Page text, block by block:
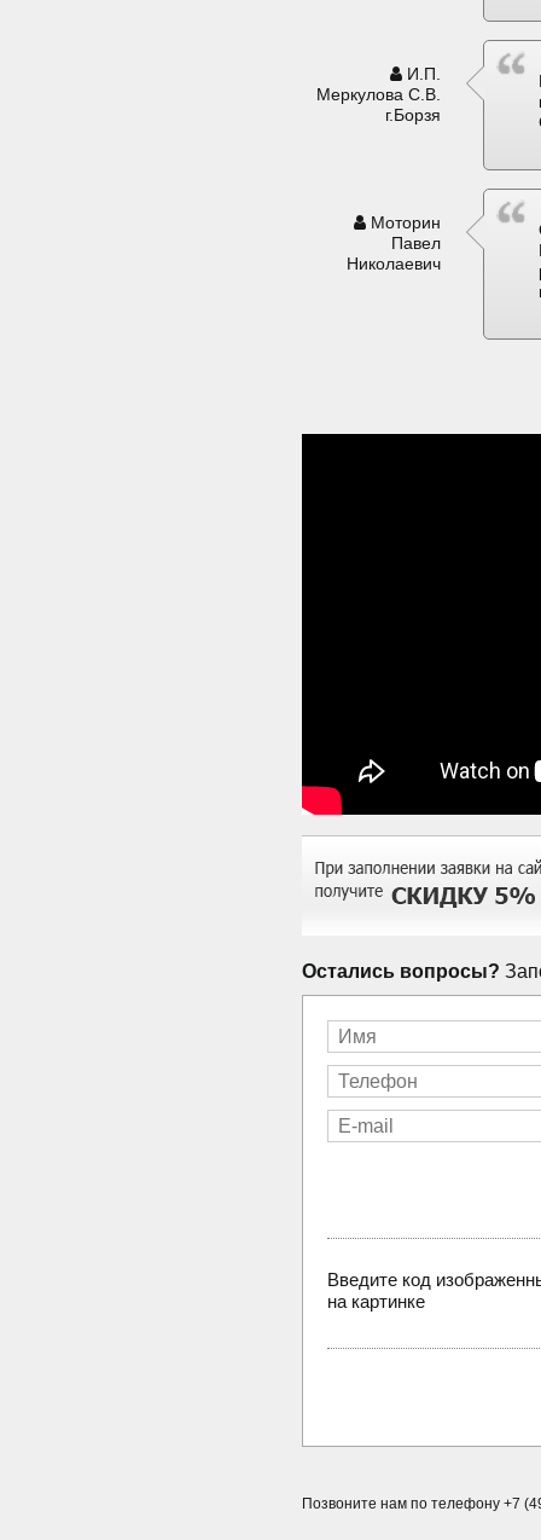
И.П.
Меркулова С.В.
г.Борзя
Моторин
Павел
Николаевич
Остались вопросы?
Введите код
на картинке
Позвоните нам по телефону +7